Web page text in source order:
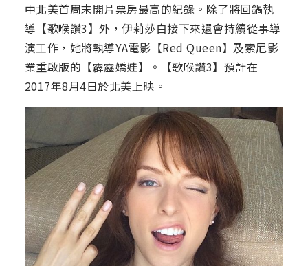
中北美首周末開片票房最高的紀錄。除了將回鍋執
導【歌喉讚3】外，伊莉莎白接下來還會持續從事導
演工作，她將執導YA電影【Red Queen】及索尼影
業重啟版的【霹靂嬌娃】。【歌喉讚3】預計在
2017年8月4日於北美上映。